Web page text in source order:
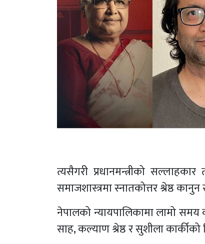
त्यसैगरी प्रधानमन्त्रीको
समाजशास्त्रमा स्नातकोत्तर श्रेष्ठ
नेपालको न्यायपालिकामा लामो समय
साह, कल्याण श्रेष्ठ र सुशीला